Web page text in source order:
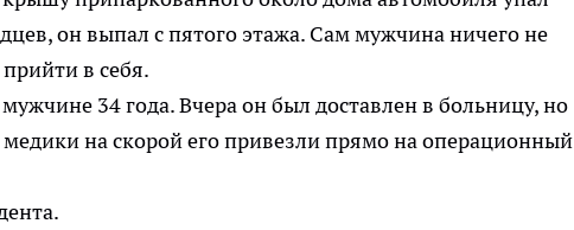
он выпал с пятого этажа. Сам мужчина ничего не
в себя.
34 года. Вчера он был доставлен в больницу, но
медики на скорой его привезли прямо на операционный